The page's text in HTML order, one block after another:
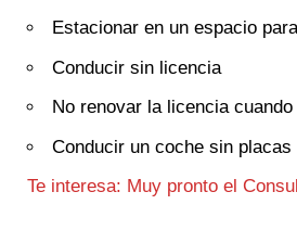
Estacionar en un espacio
Conducir sin licencia
No renovar la licencia
Conducir un coche sin placas
Te interesa: Muy pronto el